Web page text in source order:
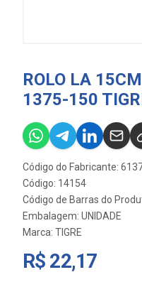
ROLO LA
1375-150
Código do Fabricante:
Código: 14154
Código de Barras do
Embalagem: UNIDADE
Marca: TIGRE
R$ 22,17